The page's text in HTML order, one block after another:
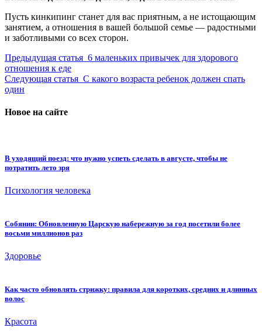
Пусть кинкипинг станет для вас приятным, а не истощающим
занятием, а отношения в вашей большой семье — радостными
и заботливыми со всех сторон.
Предыдущая статья 6 маленьких привычек для здорового
отношения к еде
Следующая статья С какого возраста ребенок должен спать
один
Новое на сайте
В уходящий поезд: что нужно успеть сделать в августе, чтобы не
потратить лето зря
Психология человека
Собянин: Обновленную Царскую набережную за год посетили более
восьми миллионов раз
Здоровье
Как часто обновлять стрижку: правила для коротких, средних и длинных
волос
Красота